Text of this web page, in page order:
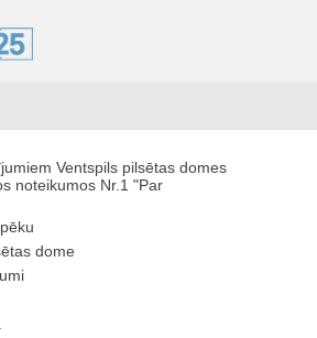
Ventspils pilsētas domes
noteikumos Nr.1 "Par
dome